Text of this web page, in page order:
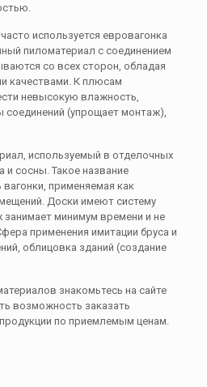
используется евровагонка
пиломатериал с соединением
со всех сторон, обладая
качествами. К плюсам
невысокую влажность,
соединений (упрощает монтаж),
используемый в отделочных
и сосны. Такое название
применяемая как
Доски имеют систему
минимум времени и не
применения имитации бруса и
облицовка зданий (создание
знакомьтесь на сайте
возможность заказать
по приемлемым ценам.